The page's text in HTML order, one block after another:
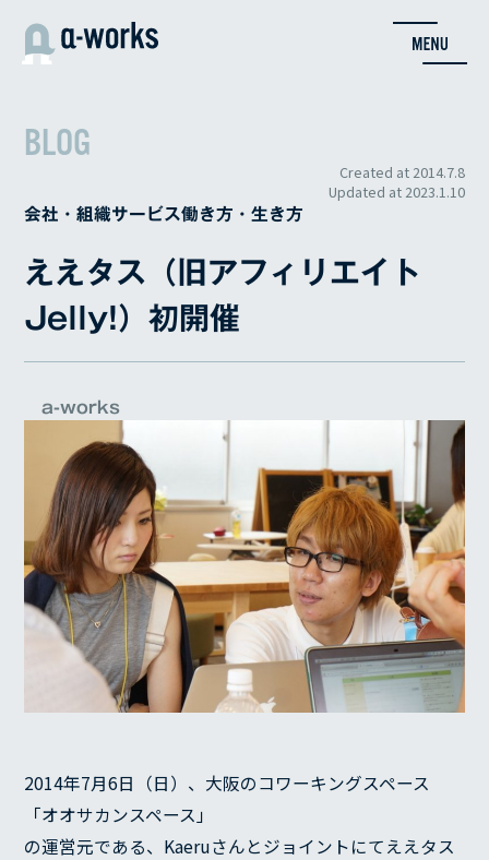
BLOG
Created at 2014.7.8
Updated at 2023.1.10
会社・組織サービス働き方・生き方
ええタス（旧アフィリエイト
Jelly!）初開催
a-works
2014年7月6日（日）、大阪のコワーキングスペース
「オオサカンスペース」
の運営元である、Kaeruさんとジョイントにてええタス